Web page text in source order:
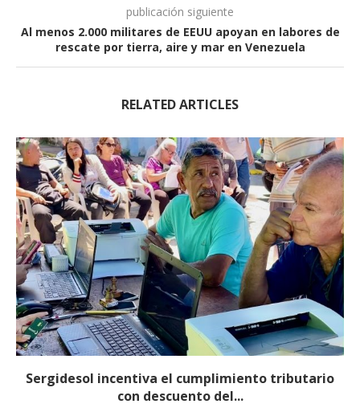
publicación siguiente
Al menos 2.000 militares de EEUU apoyan en labores de
rescate por tierra, aire y mar en Venezuela
RELATED ARTICLES
Sergidesol incentiva el cumplimiento tributario
con descuento del...